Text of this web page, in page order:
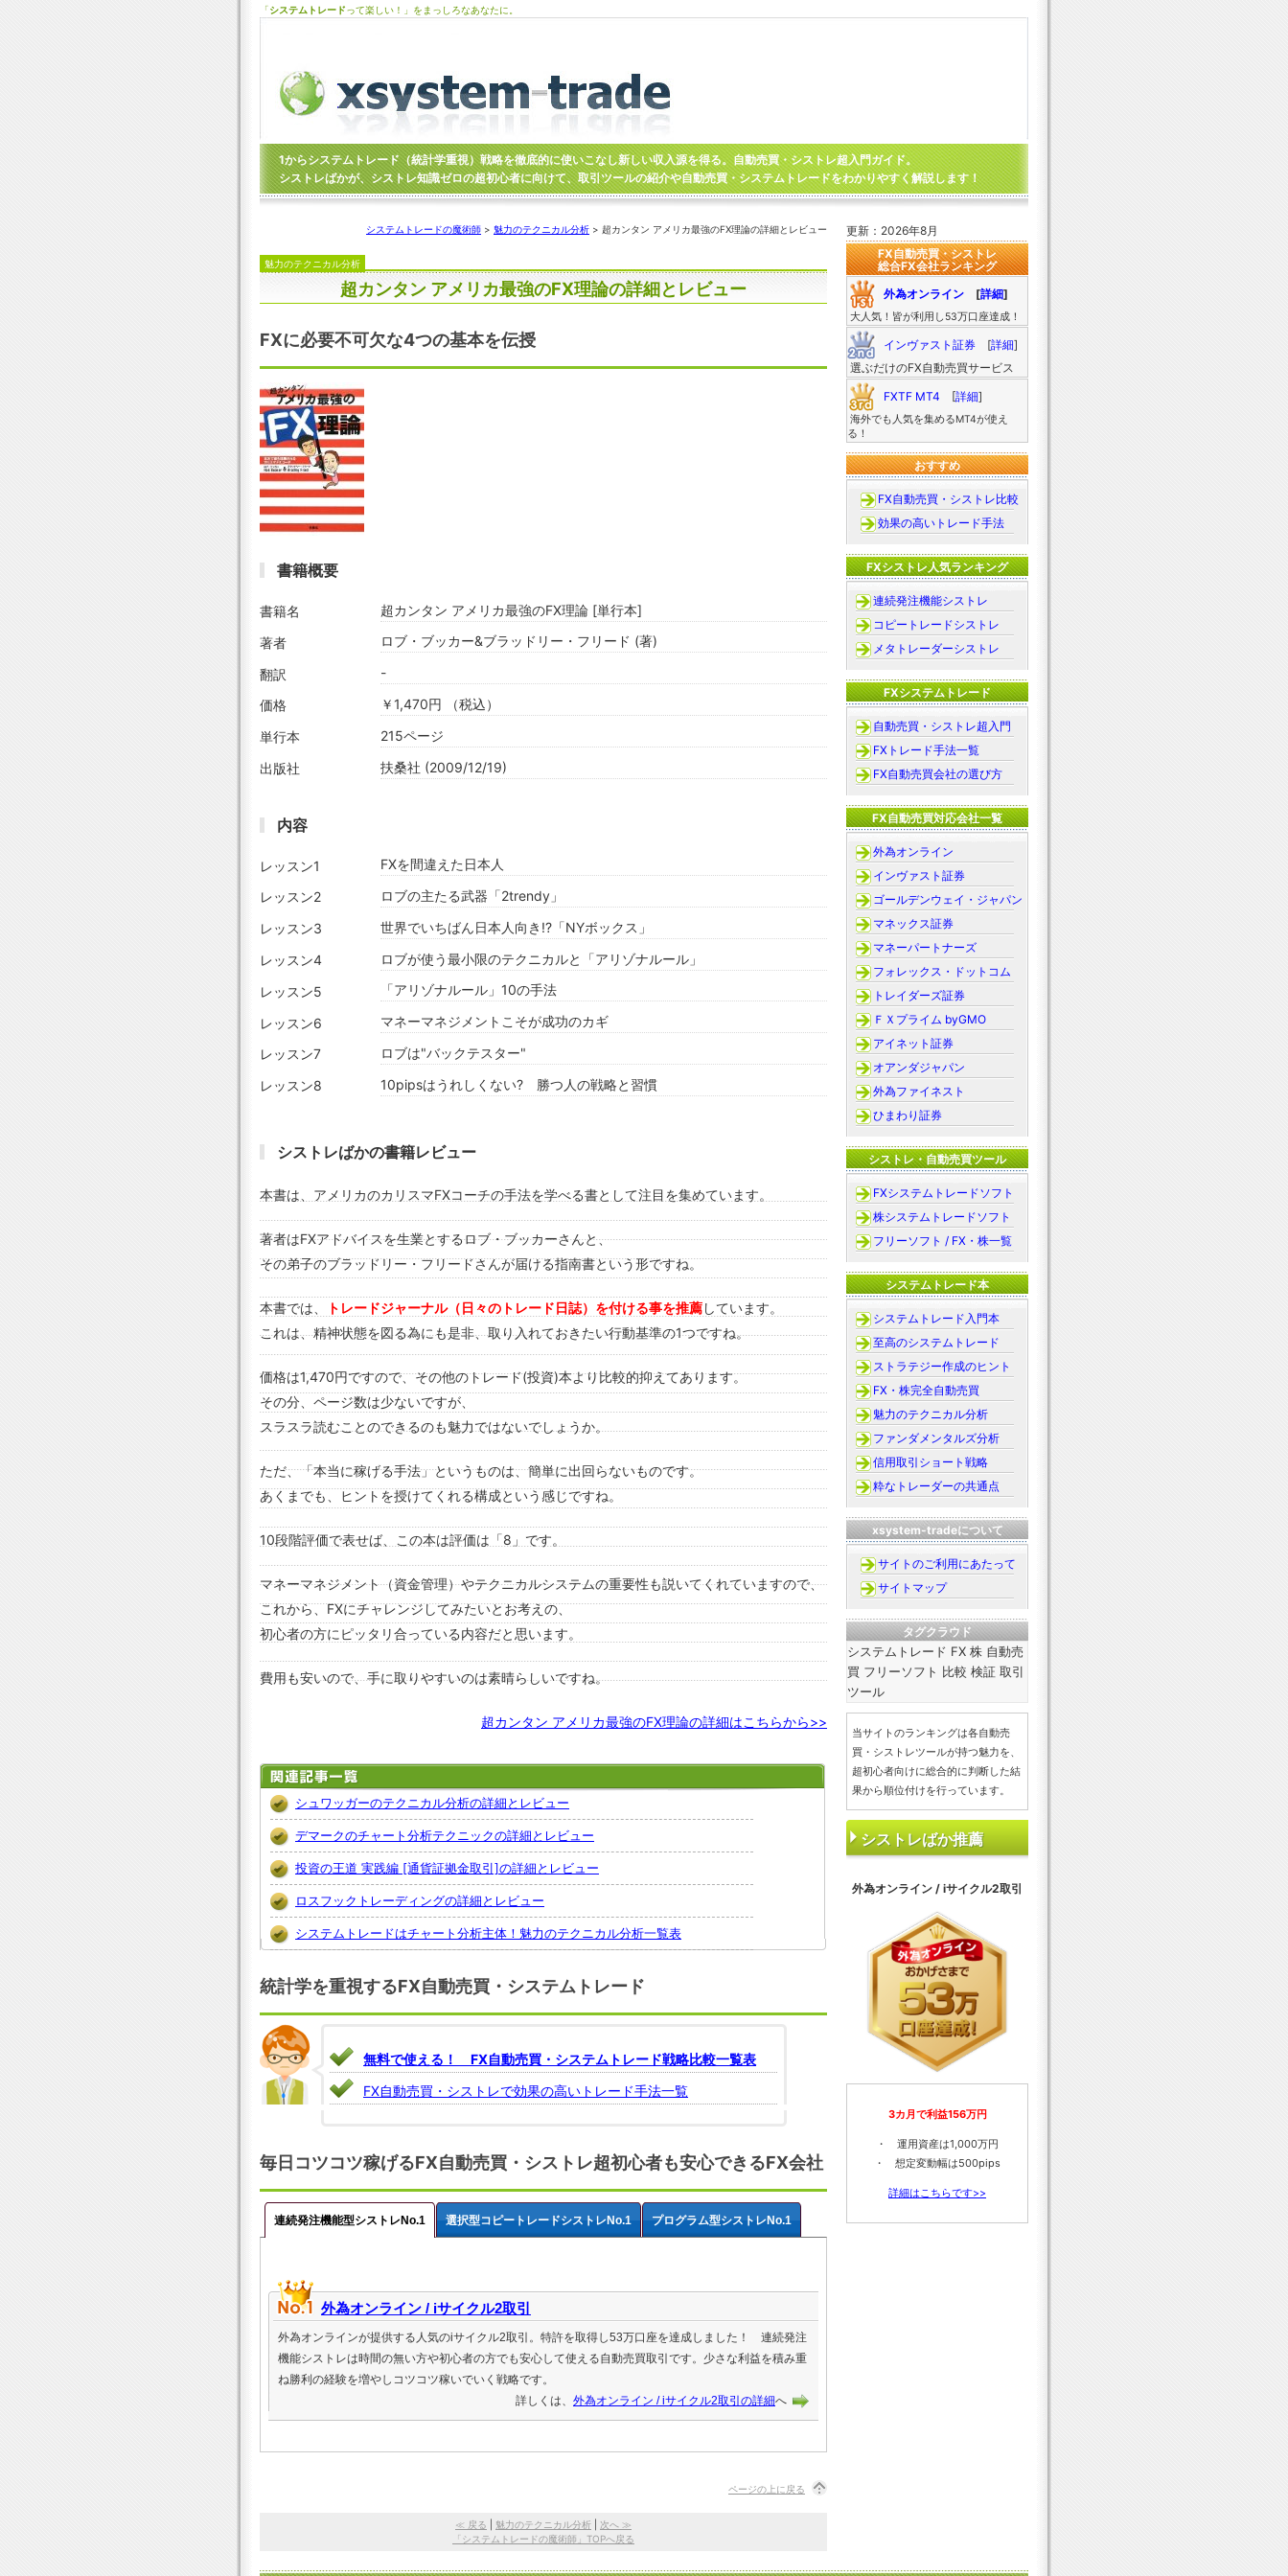
「システムトレードって楽しい！」をまっしろなあなたに。
1からシステムトレード（統計学重視）戦略を徹底的に使いこなし新しい収入源を得る。自動売買・シストレ超入門ガイド。
シストレばかが、シストレ知識ゼロの超初心者に向けて、取引ツールの紹介や自動売買・システムトレードをわかりやすく解説します！
システムトレードの魔術師 > 魅力のテクニカル分析 > 超カンタン アメリカ最強のFX理論の詳細とレビュー
魅力のテクニカル分析
超カンタン アメリカ最強のFX理論の詳細とレビュー
FXに必要不可欠な4つの基本を伝授
書籍概要
書籍名 超カンタン アメリカ最強のFX理論 [単行本]
著者 ロブ・ブッカー&ブラッドリー・フリード (著)
翻訳 -
価格 ￥1,470円 （税込）
単行本 215ページ
出版社 扶桑社 (2009/12/19)
内容
レッスン1 FXを間違えた日本人
レッスン2 ロブの主たる武器「2trendy」
レッスン3 世界でいちばん日本人向き!?「NYボックス」
レッスン4 ロブが使う最小限のテクニカルと「アリゾナルール」
レッスン5 「アリゾナルール」10の手法
レッスン6 マネーマネジメントこそが成功のカギ
レッスン7 ロブは"バックテスター"
レッスン8 10pipsはうれしくない? 勝つ人の戦略と習慣
シストレばかの書籍レビュー
本書は、アメリカのカリスマFXコーチの手法を学べる書として注目を集めています。
著者はFXアドバイスを生業とするロブ・ブッカーさんと、
その弟子のブラッドリー・フリードさんが届ける指南書という形ですね。
本書では、 トレードジャーナル（日々のトレード日誌）を付ける事を推薦しています。
これは、精神状態を図る為にも是非、取り入れておきたい行動基準の1つですね。
価格は1,470円ですので、その他のトレード(投資)本より比較的抑えてあります。
その分、ページ数は少ないですが、
スラスラ読むことのできるのも魅力ではないでしょうか。
ただ、「本当に稼げる手法」というものは、簡単に出回らないものです。
あくまでも、ヒントを授けてくれる構成という感じですね。
10段階評価で表せば、この本は評価は「8」です。
マネーマネジメント（資金管理）やテクニカルシステムの重要性も説いてくれていますので、
これから、FXにチャレンジしてみたいとお考えの、
初心者の方にピッタリ合っている内容だと思います。
費用も安いので、手に取りやすいのは素晴らしいですね。
超カンタン アメリカ最強のFX理論の詳細はこちらから>>
シュワッガーのテクニカル分析の詳細とレビュー
デマークのチャート分析テクニックの詳細とレビュー
投資の王道 実践編 [通貨証拠金取引]の詳細とレビュー
ロスフックトレーディングの詳細とレビュー
システムトレードはチャート分析主体！魅力のテクニカル分析一覧表
統計学を重視するFX自動売買・システムトレード
無料で使える！ FX自動売買・システムトレード戦略比較一覧表
FX自動売買・シストレで効果の高いトレード手法一覧
毎日コツコツ稼げるFX自動売買・シストレ超初心者も安心できるFX会社
連続発注機能型シストレNo.1 選択型コピートレードシストレNo.1 プログラム型シストレNo.1
外為オンライン / iサイクル2取引
外為オンラインが提供する人気のiサイクル2取引。特許を取得し53万口座を達成しました！ 連続発注
機能シストレは時間の無い方や初心者の方でも安心して使える自動売買取引です。少さな利益を積み重
ね勝利の経験を増やしコツコツ稼いでいく戦略です。
詳しくは、 外為オンライン / iサイクル2取引の詳細へ
ページの上に戻る
≪ 戻る 魅力のテクニカル分析
次へ ≫
「システムトレードの魔術師」TOPへ戻る
更新：2026年8月
FX自動売買・シストレ
総合FX会社ランキング
外為オンライン [詳細]
大人気！皆が利用し53万口座達成！
インヴァスト証券 [詳細]
選ぶだけのFX自動売買サービス
FXTF MT4 [詳細]
海外でも人気を集めるMT4が使え
る！
おすすめ
FX自動売買・シストレ比較
効果の高いトレード手法
FXシストレ人気ランキング
連続発注機能シストレ
コピートレードシストレ
メタトレーダーシストレ
FXシステムトレード
自動売買・シストレ超入門
FXトレード手法一覧
FX自動売買会社の選び方
FX自動売買対応会社一覧
外為オンライン
インヴァスト証券
ゴールデンウェイ・ジャパン
マネックス証券
マネーパートナーズ
フォレックス・ドットコム
トレイダーズ証券
ＦＸプライム byGMO
アイネット証券
オアンダジャパン
外為ファイネスト
ひまわり証券
シストレ・自動売買ツール
FXシステムトレードソフト
株システムトレードソフト
フリーソフト / FX・株一覧
システムトレード本
システムトレード入門本
至高のシステムトレード
ストラテジー作成のヒント
FX・株完全自動売買
魅力のテクニカル分析
ファンダメンタルズ分析
信用取引ショート戦略
粋なトレーダーの共通点
xsystem-tradeについて
サイトのご利用にあたって
サイトマップ
タグクラウド
システムトレード FX 株 自動売
買 フリーソフト 比較 検証 取引
ツール
当サイトのランキングは各自動売
買・シストレツールが持つ魅力を、
超初心者向けに総合的に判断した結
果から順位付けを行っています。
シストレばか推薦
外為オンライン / iサイクル2取引
3カ月で利益156万円
・ 運用資産は1,000万円
・ 想定変動幅は500pips
詳細はこちらです>>